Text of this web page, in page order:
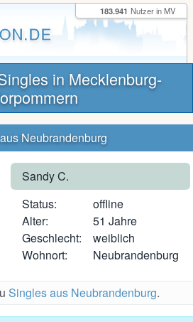
183.941 Nutzer in MV
in Mecklenburg-
Neubrandenburg
Sandy C.
Status:
offline
Alter:
51 Jahre
Geschlecht:
weiblich
Wohnort:
Neubrandenburg
Singles aus Neubrandenburg.